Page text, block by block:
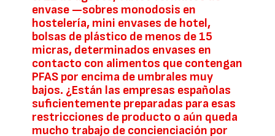
envase —sobres monodosis en
hostelería, mini envases de hotel,
bolsas de plástico de menos de 15
micras, determinados envases en
contacto con alimentos que contengan
PFAS por encima de umbrales muy
bajos. ¿Están las empresas españolas
suficientemente preparadas para esas
restricciones de producto o aún queda
mucho trabajo de concienciación por